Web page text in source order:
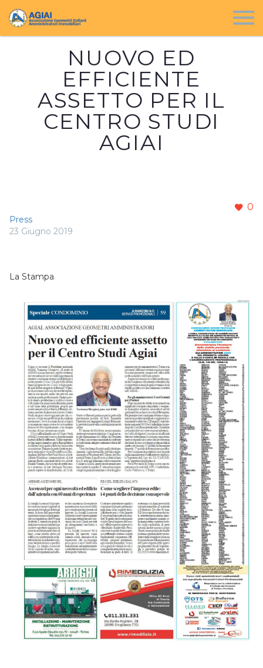
NUOVO ED
EFFICIENTE
ASSETTO PER IL
CENTRO STUDI
AGIAI
0
Press
23 Giugno 2019
La Stampa